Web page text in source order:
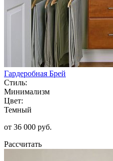
Гардеробная Брей
Стиль:
Минимализм
Цвет:
Темный
от 36 000 руб.
Рассчитать